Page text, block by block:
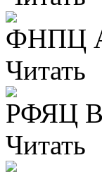
ФНПЦ
Читать
РФЯЦ
Читать